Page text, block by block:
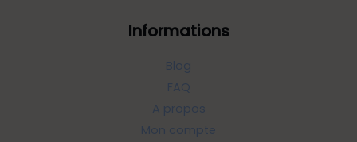
Informations
Blog
FAQ
A propos
Mon compte